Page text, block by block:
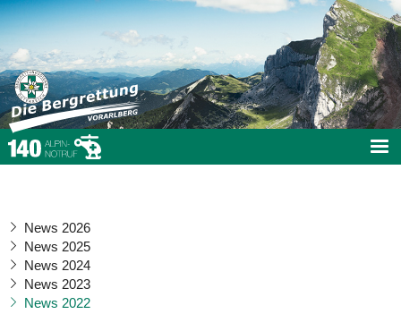
News 2026
News 2025
News 2024
News 2023
News 2022